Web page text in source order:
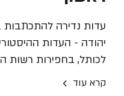
עדות נדירה להתכתבות
יהודה - העדות
לכותל, בחפירות רשות
קרא עוד ›